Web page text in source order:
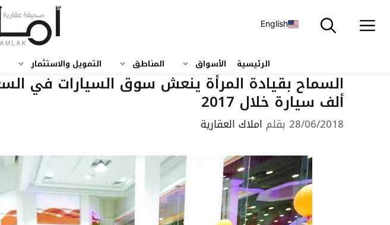
إلى
English
الرئيسية الأسواق المناطق التمويل والاستثمار
ألف سيارة خلال 2017
28/06/2018 بقلم املاك العقارية